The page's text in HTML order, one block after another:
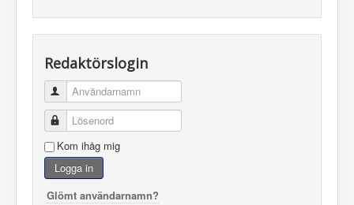
Redaktörslogin
Användarnamn
Lösenord
Kom ihåg mig
Logga in
Glömt användarnamn?